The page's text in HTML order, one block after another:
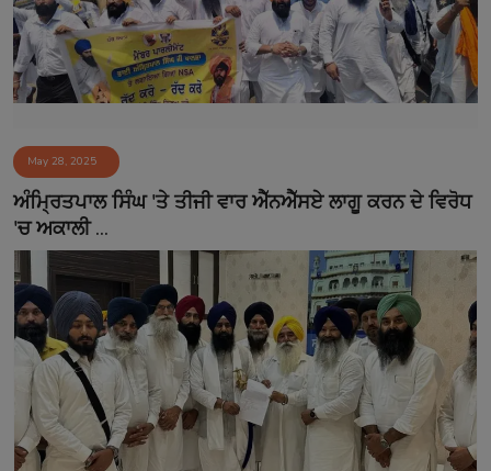
May 28, 2025
ਅੰਮ੍ਰਿਤਪਾਲ ਸਿੰਘ 'ਤੇ ਤੀਜੀ ਵਾਰ ਐੱਨਐੱਸਏ ਲਾਗੂ ਕਰਨ ਦੇ ਵਿਰੋਧ
'ਚ ਅਕਾਲੀ ...